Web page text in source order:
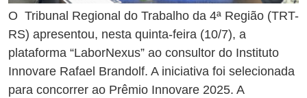
O Tribunal Regional do Trabalho da 4ª Região (TRT-
RS) apresentou, nesta quinta-feira (10/7), a
plataforma “LaborNexus” ao consultor do Instituto
Innovare Rafael Brandolf. A iniciativa foi selecionada
para concorrer ao Prêmio Innovare 2025. A